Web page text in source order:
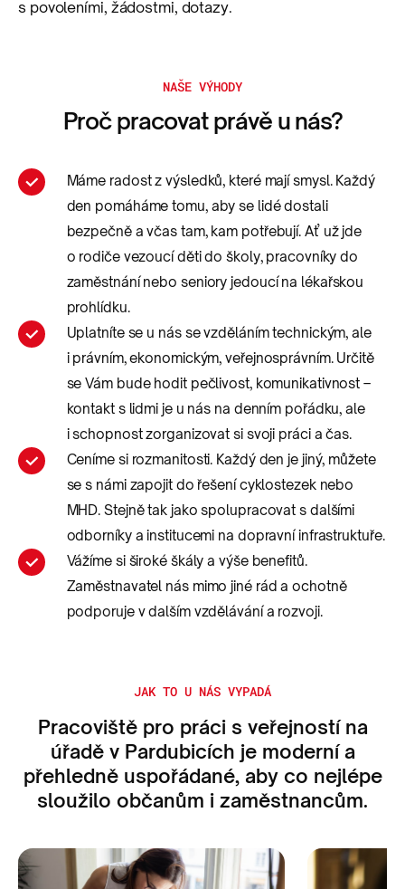
s povoleními, žádostmi, dotazy.
NAŠE VÝHODY
Proč pracovat právě u nás?
Máme radost z výsledků, které mají smysl. Každý
den pomáháme tomu, aby se lidé dostali
bezpečně a včas tam, kam potřebují. Ať už jde
o rodiče vezoucí děti do školy, pracovníky do
zaměstnání nebo seniory jedoucí na lékařskou
prohlídku.
Uplatníte se u nás se vzděláním technickým, ale
i právním, ekonomickým, veřejnosprávním. Určitě
se Vám bude hodit pečlivost, komunikativnost –
kontakt s lidmi je u nás na denním pořádku, ale
i schopnost zorganizovat si svoji práci a čas.
Ceníme si rozmanitosti. Každý den je jiný, můžete
se s námi zapojit do řešení cyklostezek nebo
MHD. Stejně tak jako spolupracovat s dalšími
odborníky a institucemi na dopravní infrastruktuře.
Vážíme si široké škály a výše benefitů.
Zaměstnavatel nás mimo jiné rád a ochotně
podporuje v dalším vzdělávání a rozvoji.
JAK TO U NÁS VYPADÁ
Pracoviště pro práci s veřejností na
úřadě v Pardubicích je moderní a
přehledně uspořádané, aby co nejlépe
sloužilo občanům i zaměstnancům.